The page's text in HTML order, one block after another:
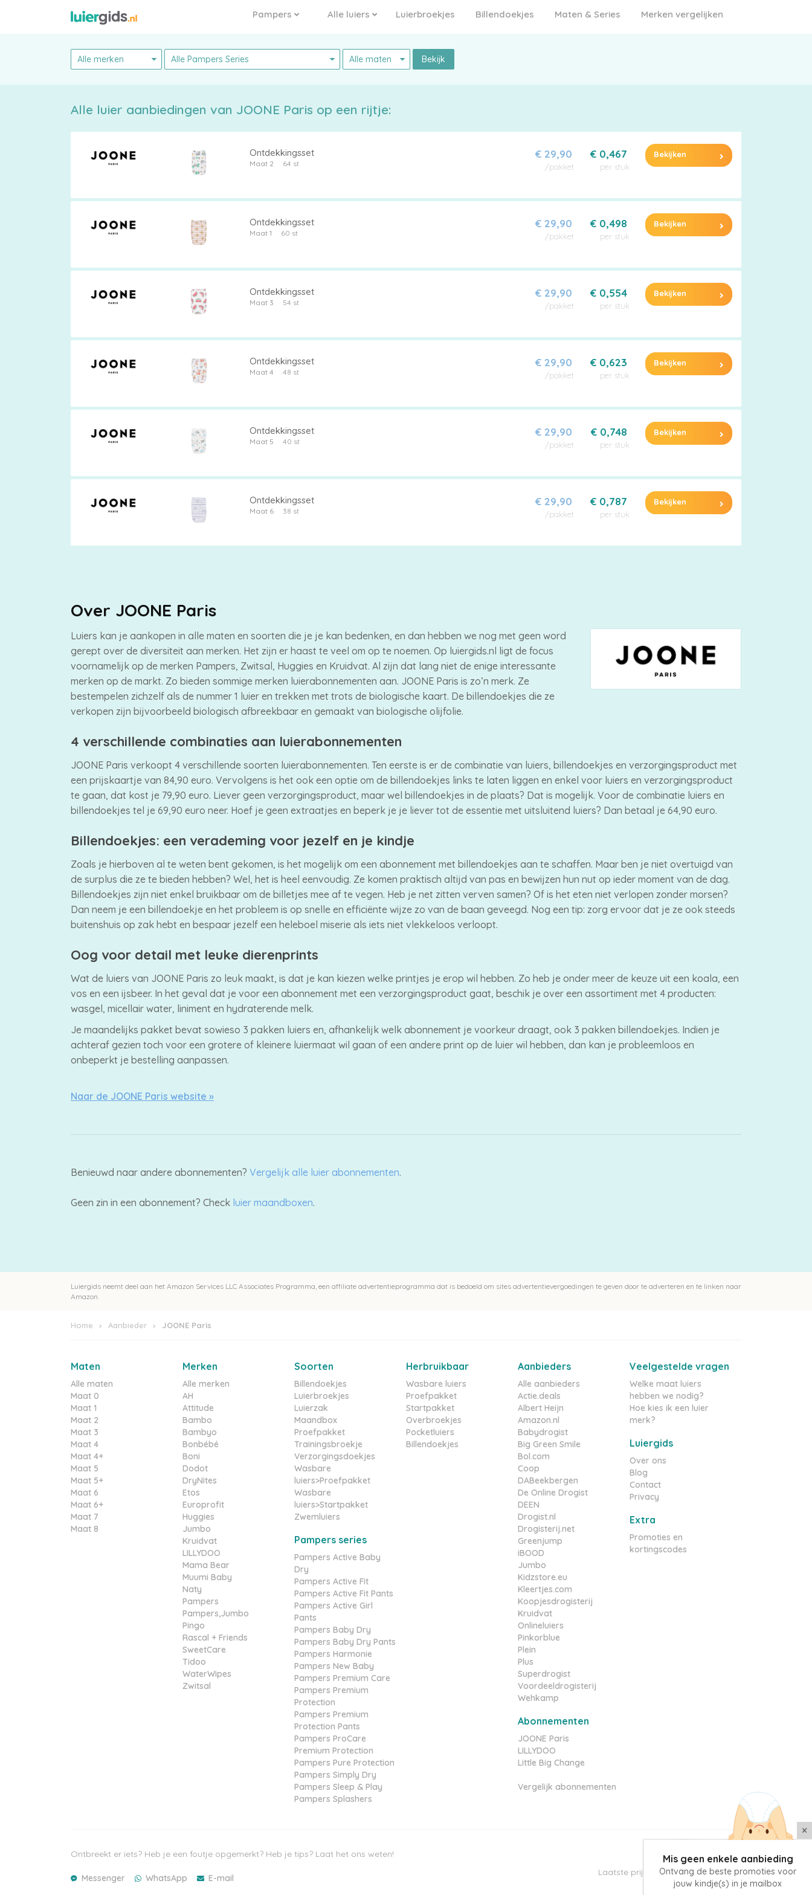
Luierbroekjes
Pampers Alle luiers Luierbroekjes Billendoekjes Maten & Series Merken vergelijken
Bekijk
Alle luier aanbiedingen van JOONE Paris op een rijtje:
Ontdekkingsset
Maat 2
€ 29,90
/pakket
€ 0,467
per stuk
Bekijken
Ontdekkingsset
Maat 1
€ 29,90
/pakket
€ 0,498
per stuk
Bekijken
Ontdekkingsset
Maat 3
€ 29,90
/pakket
€ 0,554
per stuk
Bekijken
Ontdekkingsset
Maat 4
€ 29,90
/pakket
€ 0,623
per stuk
Bekijken
Ontdekkingsset
Maat 5
€ 29,90
/pakket
€ 0,748
per stuk
Bekijken
Ontdekkingsset
Maat 6
€ 29,90
/pakket
€ 0,787
per stuk
Bekijken
Over JOONE Paris
Luiers kan je aankopen in alle maten en soorten die je je kan bedenken, en dan hebben we nog met geen word
gerept over de diversiteit aan merken. Het zijn er haast te veel om op te noemen. Op luiergids.nl ligt de focus
voornamelijk op de merken Pampers, Zwitsal, Huggies en Kruidvat. Al zijn dat lang niet de enige interessante
merken op de markt. Zo bieden sommige merken luierabonnementen aan. JOONE Paris is zo’n merk. Ze
bestempelen zichzelf als de nummer 1 luier en trekken met trots de biologische kaart. De billendoekjes die ze
verkopen zijn bijvoorbeeld biologisch afbreekbaar en gemaakt van biologische olijfolie.
4 verschillende combinaties aan luierabonnementen
JOONE Paris verkoopt 4 verschillende soorten luierabonnementen. Ten eerste is er de combinatie van luiers, billendoekjes en verzorgingsproduct met
een prijskaartje van 84,90 euro. Vervolgens is het ook een optie om de billendoekjes links te laten liggen en enkel voor luiers en verzorgingsproduct
te gaan, dat kost je 79,90 euro. Liever geen verzorgingsproduct, maar wel billendoekjes in de plaats? Dat is mogelijk. Voor de combinatie luiers en
billendoekjes tel je 69,90 euro neer. Hoef je geen extraatjes en beperk je je liever tot de essentie met uitsluitend luiers? Dan betaal je 64,90 euro.
Billendoekjes: een verademing voor jezelf en je kindje
Zoals je hierboven al te weten bent gekomen, is het mogelijk om een abonnement met billendoekjes aan te schaffen. Maar ben je niet overtuigd van
de surplus die ze te bieden hebben? Wel, het is heel eenvoudig. Ze komen praktisch altijd van pas en bewijzen hun nut op ieder moment van de dag.
Billendoekjes zijn niet enkel bruikbaar om de billetjes mee af te vegen. Heb je net zitten verven samen? Of is het eten niet verlopen zonder morsen?
Dan neem je een billendoekje en het probleem is op snelle en efficiënte wijze zo van de baan geveegd. Nog een tip: zorg ervoor dat je ze ook steeds
buitenshuis op zak hebt en bespaar jezelf een heleboel miserie als iets niet vlekkeloos verloopt.
Oog voor detail met leuke dierenprints
Wat de luiers van JOONE Paris zo leuk maakt, is dat je kan kiezen welke printjes je erop wil hebben. Zo heb je onder meer de keuze uit een koala, een
vos en een ijsbeer. In het geval dat je voor een abonnement met een verzorgingsproduct gaat, beschik je over een assortiment met 4 producten:
wasgel, micellair water, liniment en hydraterende melk.
Je maandelijks pakket bevat sowieso 3 pakken luiers en, afhankelijk welk abonnement je voorkeur draagt, ook 3 pakken billendoekjes. Indien je
achteraf gezien toch voor een grotere of kleinere luiermaat wil gaan of een andere print op de luier wil hebben, dan kan je probleemloos en
onbeperkt je bestelling aanpassen.
Naar de JOONE Paris website »
Benieuwd naar andere abonnementen? Vergelijk alle luier abonnementen.
Geen zin in een abonnement? Check luier maandboxen.
Luiergids neemt deel aan het Amazon Services LLC Associates Programma, een affiliate advertentieprogramma dat is bedoeld om sites advertentievergoedingen te geven door te adverteren en te linken naar
Amazon.
Home Aanbieder JOONE Paris
Maten
Alle maten
Maat 0
Maat 1
Maat 2
Maat 3
Maat 4
Maat 4+
Maat 5
Maat 5+
Maat 6
Maat 6+
Maat 7
Maat 8
Merken
Alle merken
AH
Attitude
Bambo
Bambyo
Bonbébé
Boni
Dodot
DryNites
Etos
Europrofit
Huggies
Jumbo
Kruidvat
LILLYDOO
Mama Bear
Muumi Baby
Naty
Pampers
Pampers,Jumbo
Pingo
Rascal + Friends
SweetCare
Tidoo
WaterWipes
Zwitsal
Soorten
Billendoekjes
Luierbroekjes
Luierzak
Maandbox
Proefpakket
Trainingsbroekje
Verzorgingsdoekjes
Wasbare
luiers>Proefpakket
Wasbare
luiers>Startpakket
Zwemluiers
Pampers series
Pampers Active Baby
Dry
Pampers Active Fit
Pampers Active Fit Pants
Pampers Active Girl
Pants
Pampers Baby Dry
Pampers Baby Dry Pants
Pampers Harmonie
Pampers New Baby
Pampers Premium Care
Pampers Premium
Protection
Pampers Premium
Protection Pants
Pampers ProCare
Premium Protection
Pampers Pure Protection
Pampers Simply Dry
Pampers Sleep & Play
Pampers Splashers
Herbruikbaar
Wasbare luiers
Proefpakket
Startpakket
Overbroekjes
Pocketluiers
Billendoekjes
Aanbieders
Alle aanbieders
Actie.deals
Albert Heijn
Amazon.nl
Babydrogist
Big Green Smile
Bol.com
Coop
DABeekbergen
De Online Drogist
DEEN
Drogist.nl
Drogisterij.net
Greenjump
iBOOD
Jumbo
Kidzstore.eu
Kleertjes.com
Koopjesdrogisterij
Kruidvat
Onlineluiers
Pinkorblue
Plein
Plus
Superdrogist
Voordeeldrogisterij
Wehkamp
Abonnementen
JOONE Paris
LILLYDOO
Little Big Change
Vergelijk abonnementen
Veelgestelde vragen
Welke maat luiers
hebben we nodig?
Hoe kies ik een luier
merk?
Luiergids
Over ons
Blog
Contact
Privacy
Extra
Promoties en
kortingscodes
Ontbreekt er iets? Heb je een foutje opgemerkt? Heb je tips? Laat het ons weten!
Messenger WhatsApp E-mail
Laatste prijzen update: 08/08/2026
×
Mis geen enkele aanbieding
Ontvang de beste promoties voor
jouw kindje(s) in je mailbox